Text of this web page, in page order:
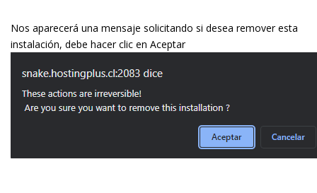
Nos aparecerá una mensaje solicitando si desea remover esta
instalación, debe hacer clic en Aceptar